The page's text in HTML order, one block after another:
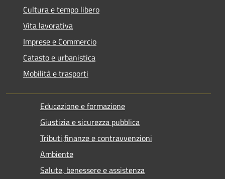
Cultura e tempo libero
Vita lavorativa
Imprese e Commercio
Catasto e urbanistica
Mobilità e trasporti
Educazione e formazione
Giustizia e sicurezza pubblica
Tributi,finanze e contravvenzioni
Ambiente
Salute, benessere e assistenza